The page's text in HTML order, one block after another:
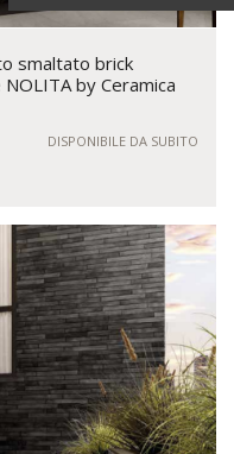
smaltato brick
by Ceramica
DISPONIBILE DA SUBITO